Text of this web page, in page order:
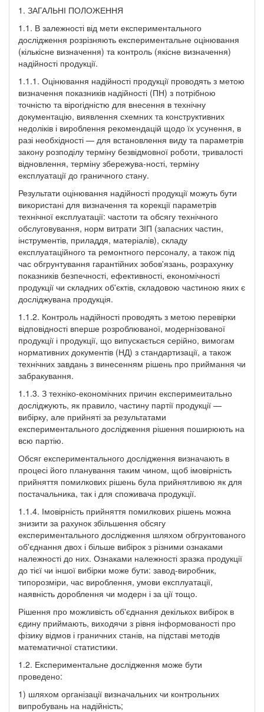
1. ЗАГАЛЬНІ ПОЛОЖЕННЯ
1.1. В залежності від мети експериментального
дослідження розрізняють експериментальне оцінювання
(кількісне визначення) та контроль (якісне визначення)
надійності продукції.
1.1.1. Оцінювання надійності продукції проводять з метою
визначення показників надійності (ПН) з потрібною
точністю та вірогідністю для внесення в технічну
документацію, виявлення схемних та конструктивних
недоліків і вироблення рекомендацій щодо їх усунення, в
разі необхідності — для встановлення виду та параметрів
закону розподілу терміну безвідмовної роботи, тривалості
відновлення, терміну збережува-ності, терміну
експлуатації до граничного стану.
Результати оцінювання надійності продукції можуть бути
використані для визначення та корекції параметрів
технічної експлуатації: частоти та обсягу технічного
обслуговування, норм витрати ЗІП (запасних частин,
інструментів, приладдя, матеріалів), складу
експлуатаційного та ремонтного персоналу, а також під
час обгрунтування гарантійних зобов'язань, розрахунку
показників безпечності, ефективності, економічності
продукції чи складних об'єктів, складовою частиною яких є
досліджувана продукція.
1.1.2. Контроль надійності проводять з метою перевірки
відповідності вперше розроблюваної, модернізованої
продукції і продукції, що випускається серійно, вимогам
нормативних документів (НД) з стандартизації, а також
технічних завдань з винесенням рішень про приймання чи
забракування.
1.1.3. З техніко-економічних причин експеримеитально
досліджують, як правило, частину партії продукції —
вибірку, але прийняті за результатами
експериментального дослідження рішення поширюють на
всю партію.
Обсяг експериментального дослідження визначають в
процесі його планування таким чином, щоб імовірність
прийняття помилкових рішень була прийнятливою як для
постачальника, так і для споживача продукції.
1.1.4. Імовірність прийняття помилкових рішень можна
знизити за рахунок збільшення обсягу
експериментального дослідження шляхом обгрунтованого
об'єднання двох і більше вибірок з різними ознаками
належності до них. Ознаками належності зразка продукції
до тієї чи іншої вибірки може бути: завод-виробник,
типорозміри, час вироблення, умови експлуатації,
наявність дороблення чи модерн і за ції тощо.
Рішення про можливість об'єднання декількох вибірок в
єдину приймають, виходячи з рівня інформованості про
фізику відмов і граничних станів, на підставі методів
математичної статистики.
1.2. Експериментальне дослідження може бути
проведено:
1) шляхом організації визначальних чи контрольних
випробувань на надійність;